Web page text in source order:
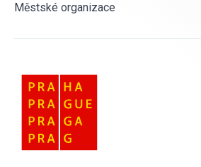
Městské organizace